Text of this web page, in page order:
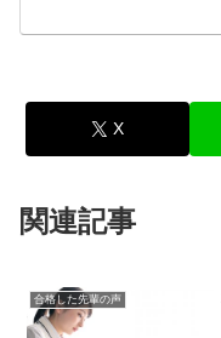
X
関連記事
合格した先輩の声